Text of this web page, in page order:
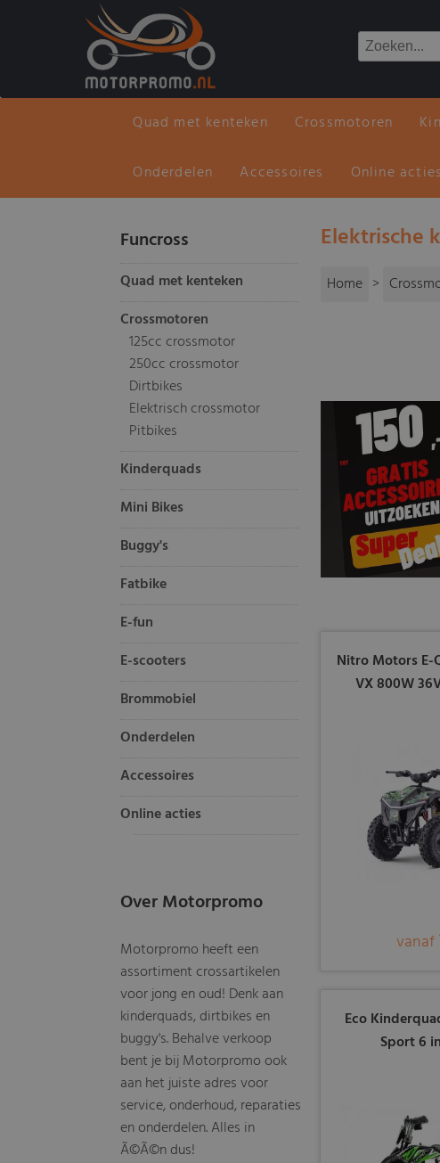
Quad met kenteken Crossmotoren
Onderdelen Accessoires Online acties
Funcross
Quad met kenteken
Crossmotoren
125cc crossmotor
250cc crossmotor
Dirtbikes
Elektrisch crossmotor
Pitbikes
Kinderquads
Mini Bikes
Buggy's
Fatbike
E-fun
E-scooters
Brommobiel
Onderdelen
Accessoires
Online acties
Over Motorpromo
Motorpromo heeft een
assortiment crossartikelen
voor jong en oud! Denk aan
kinderquads, dirtbikes en
buggy's. Behalve verkoop
bent je bij Motorpromo ook
aan het juiste adres voor
service, onderhoud, reparaties
en onderdelen. Alles in
Ã©Ã©n dus!
Elektrische
Home >
Nitro Motors E-
VX 800W
vanaf
Eco
Sport 6